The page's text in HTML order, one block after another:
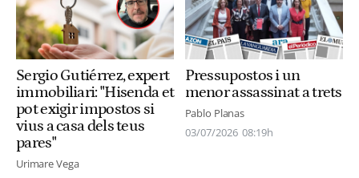
Sergio Gutiérrez, expert
immobiliari: "Hisenda et
pot exigir impostos si
vius a casa dels teus
pares"
Urimare Vega
Pressupostos i un
menor assassinat a trets
Pablo Planas
03/07/2026 08:19h